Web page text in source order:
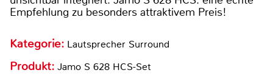
Empfehlung zu besonders attraktivem Preis!
Kategorie: Lautsprecher Surround
Produkt: Jamo S 628 HCS-Set